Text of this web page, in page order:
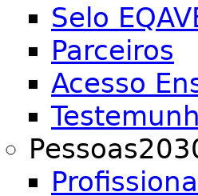
Selo
Parceiros
Acesso
Profissional